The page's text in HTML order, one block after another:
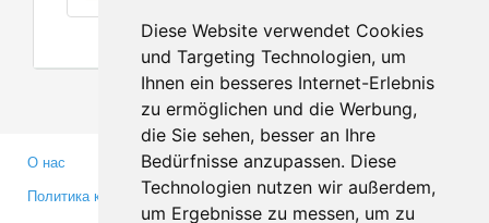
Diese Website verwendet Cookies
und Targeting Technologien, um
Ihnen ein besseres Internet-Erlebnis
zu ermöglichen und die Werbung,
die Sie sehen, besser an Ihre
Bedürfnisse anzupassen. Diese
Technologien nutzen wir außerdem,
um Ergebnisse zu messen, um zu
О нас
Политика конфиденциальности
Партнерам
Инвесторам